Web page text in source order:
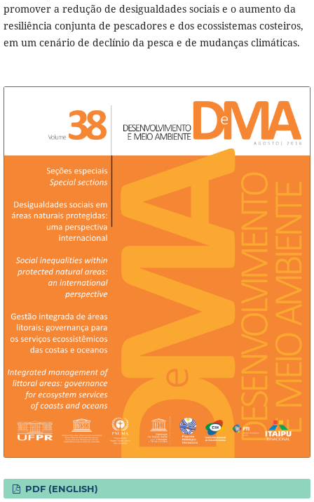
promover a redução de desigualdades sociais e o aumento da
resiliência conjunta de pescadores e dos ecossistemas costeiros,
em um cenário de declínio da pesca e de mudanças climáticas.
PDF (ENGLISH)